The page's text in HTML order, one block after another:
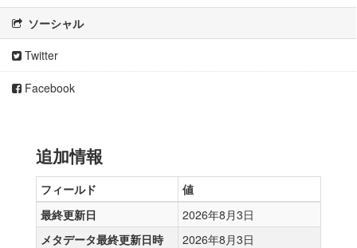
ソーシャル
Twitter
Facebook
追加情報
フィールド
値
最終更新日
2026年8月3日
メタデータ最終更新日時
2026年8月3日